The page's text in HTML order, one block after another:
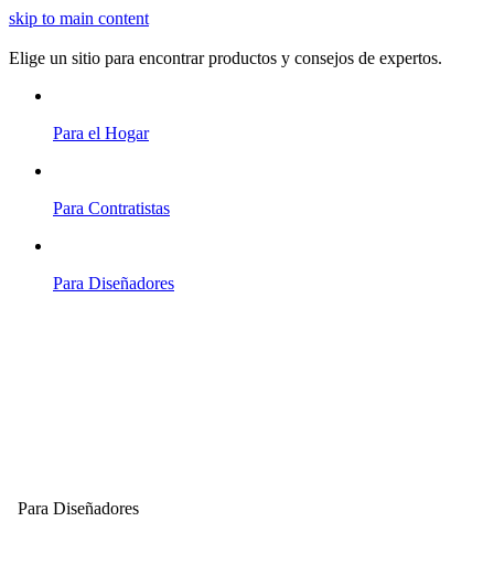
skip to main content
Elige un sitio para encontrar productos y consejos de expertos.
Para el Hogar
Para Contratistas
Para Diseñadores
Para Diseñadores